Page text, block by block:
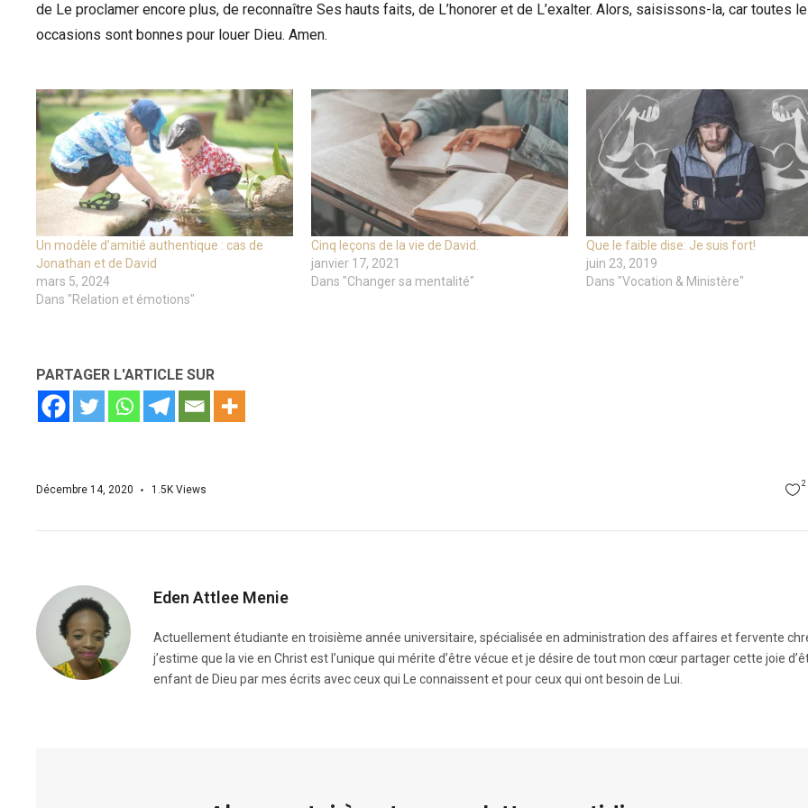
de Le proclamer encore plus, de reconnaître Ses hauts faits, de L’honorer et de L’exalter. Alors, saisissons-la, car toutes
occasions sont bonnes pour louer Dieu. Amen.
Un modèle d’amitié authentique : cas de
Jonathan et de David
mars 5, 2024
Dans "Relation et émotions"
Cinq leçons de la vie de David.
janvier 17, 2021
Dans "Changer sa mentalité"
Que le faible dise: Je suis fort!
juin 23, 2019
Dans "Vocation & Ministère"
PARTAGER L'ARTICLE SUR
Décembre 14, 2020 1.5K Views 2
Eden Attlee Menie
Actuellement étudiante en troisième année universitaire, spécialisée en administration des affaires et fervente
j’estime que la vie en Christ est l’unique qui mérite d’être vécue et je désire de tout mon cœur partager cette joie
enfant de Dieu par mes écrits avec ceux qui Le connaissent et pour ceux qui ont besoin de Lui.